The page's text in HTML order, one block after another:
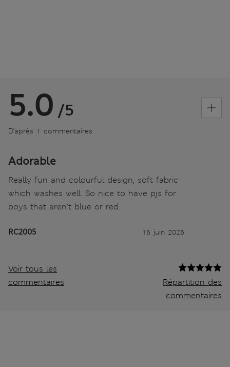
5.0 /5
D’après 1 commentaires
Adorable
Really fun and colourful design, soft fabric
which washes well. So nice to have pjs for
boys that aren’t blue or red.
RC2005 15 juin 2026
Voir tous les
commentaires
Répartition des
commentaires